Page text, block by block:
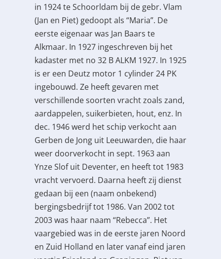
in 1924 te Schoorldam bij de gebr. Vlam
(Jan en Piet) gedoopt als “Maria”. De
eerste eigenaar was Jan Baars te
Alkmaar. In 1927 ingeschreven bij het
kadaster met no 32 B ALKM 1927. In 1925
is er een Deutz motor 1 cylinder 24 PK
ingebouwd. Ze heeft gevaren met
verschillende soorten vracht zoals zand,
aardappelen, suikerbieten, hout, enz. In
dec. 1946 werd het schip verkocht aan
Gerben de Jong uit Leeuwarden, die haar
weer doorverkocht in sept. 1963 aan
Ynze Slof uit Deventer, en heeft tot 1983
vracht vervoerd. Daarna heeft zij dienst
gedaan bij een (naam onbekend)
bergingsbedrijf tot 1986. Van 2002 tot
2003 was haar naam “Rebecca”. Het
vaargebied was in de eerste jaren Noord
en Zuid Holland en later vanaf eind jaren